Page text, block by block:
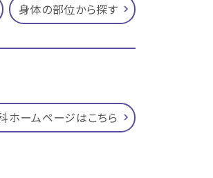
身体の部位から探す
ホームページはこちら